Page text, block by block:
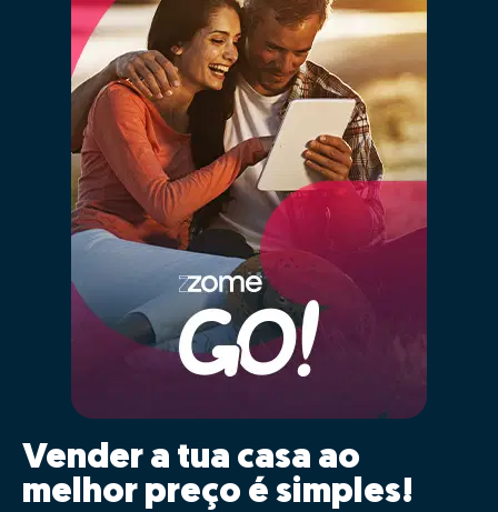
Vender a tua casa ao
melhor preço é simples!